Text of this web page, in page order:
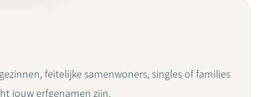
feitelijke samenwoners, singles of families
jouw erfgenamen zijn.